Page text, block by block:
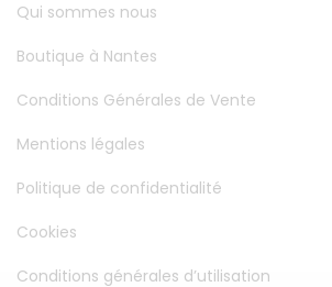
Qui sommes nous
Boutique à Nantes
Conditions Générales de Vente
Mentions légales
Politique de confidentialité
Cookies
Conditions générales d’utilisation